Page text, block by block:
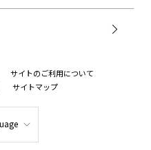
サイトのご利用について
サイトマップ